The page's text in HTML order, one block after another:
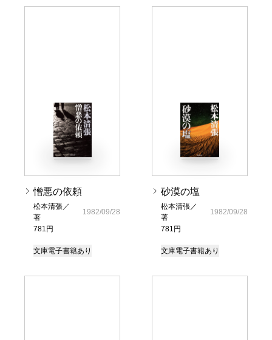
憎悪の依頼
松本清張／
著
781円
1982/09/28
文庫電子書籍あり
砂漠の塩
松本清張／
著
781円
1982/09/28
文庫電子書籍あり